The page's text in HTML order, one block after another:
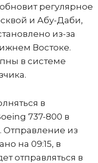
регулярное
и Абу-Даби,
из-за
Востоке.
в системе
в
737-800 в
Отправление из
на 09:15, в
отправляться в